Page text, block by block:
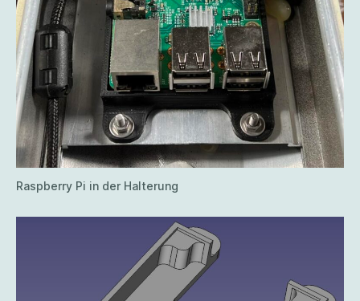
Raspberry Pi in der Halterung